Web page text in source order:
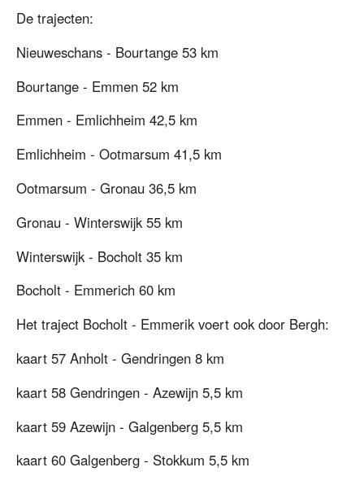
De trajecten:
Nieuweschans - Bourtange 53 km
Bourtange - Emmen 52 km
Emmen - Emlichheim 42,5 km
Emlichheim - Ootmarsum 41,5 km
Ootmarsum - Gronau 36,5 km
Gronau - Winterswijk 55 km
Winterswijk - Bocholt 35 km
Bocholt - Emmerich 60 km
Het traject Bocholt - Emmerik voert ook door Bergh:
kaart 57 Anholt - Gendringen 8 km
kaart 58 Gendringen - Azewijn 5,5 km
kaart 59 Azewijn - Galgenberg 5,5 km
kaart 60 Galgenberg - Stokkum 5,5 km